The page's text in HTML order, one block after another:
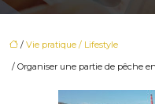
/ Vie pratique / Lifestyle
/ Organiser une partie de pêche